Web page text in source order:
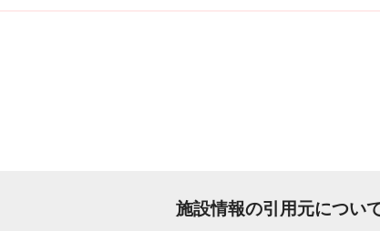
施設情報の引用元につい